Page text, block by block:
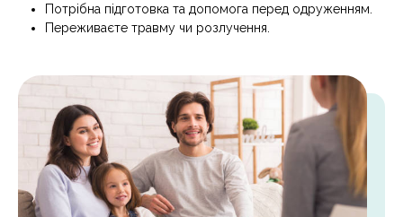
Потрібна підготовка та допомога перед одруженням.
Переживаєте травму чи розлучення.